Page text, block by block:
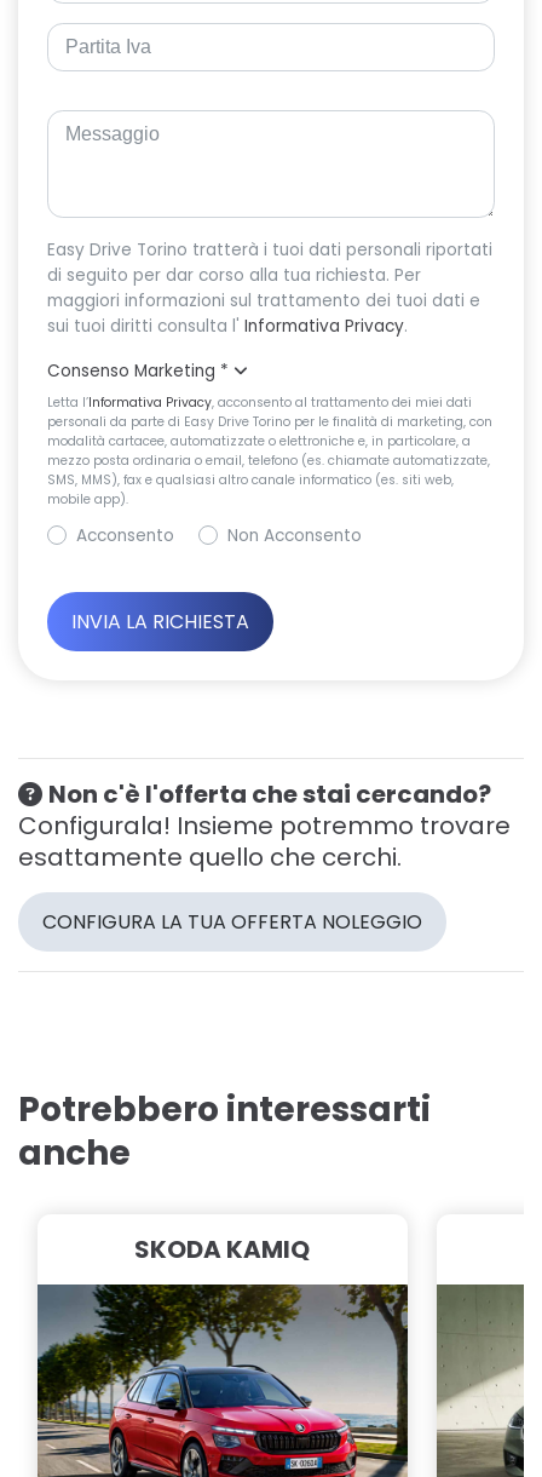
Easy Drive Torino tratterà i tuoi dati personali riportati
di seguito per dar corso alla tua richiesta. Per
maggiori informazioni sul trattamento dei tuoi dati e
sui tuoi diritti consulta l' Informativa Privacy.
Consenso Marketing *
Letta l’Informativa Privacy, acconsento al trattamento dei miei dati
personali da parte di Easy Drive Torino per le finalità di marketing, con
modalità cartacee, automatizzate o elettroniche e, in particolare, a
mezzo posta ordinaria o email, telefono (es. chiamate automatizzate,
SMS, MMS), fax e qualsiasi altro canale informatico (es. siti web,
mobile app).
Acconsento Non Acconsento
Non c'è l'offerta che stai cercando?
Configurala! Insieme potremmo trovare
esattamente quello che cerchi.
CONFIGURA LA TUA OFFERTA NOLEGGIO
Potrebbero interessarti
anche
SKODA KAMIQ